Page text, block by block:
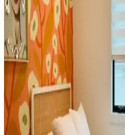
Hermes Avalon Battaniye ve
Çeyrek Fermuarlı Kazak
Hermes Avalon battaniye ve Brunello
kazak, merino ve kaşmir karışımıyla
Ürünler dayanıklılık ve şıklığı bir
Konuşma Terapisi
Dayanıklı Koltuk Seçimi
Konuşma terapisi ofislerinde koltuk
hijyen açısından önem taşır.
temizlenebilir koltuklar terapi sürecini